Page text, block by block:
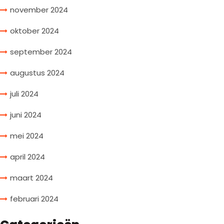
november 2024
oktober 2024
september 2024
augustus 2024
juli 2024
juni 2024
mei 2024
april 2024
maart 2024
februari 2024